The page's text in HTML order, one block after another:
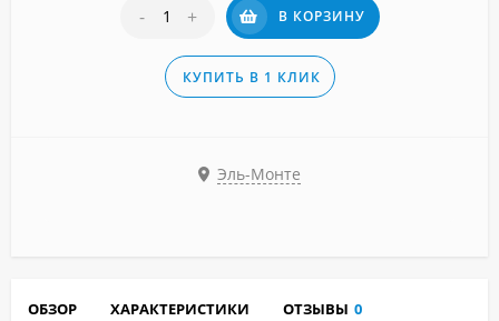
- + В КОРЗИНУ
КУПИТЬ В 1 КЛИК
Эль-Монте
ОБЗОР ХАРАКТЕРИСТИКИ ОТЗЫВЫ 0